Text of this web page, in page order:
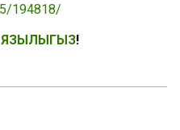
194818/
ЯЗЫЛЫГЫЗ!